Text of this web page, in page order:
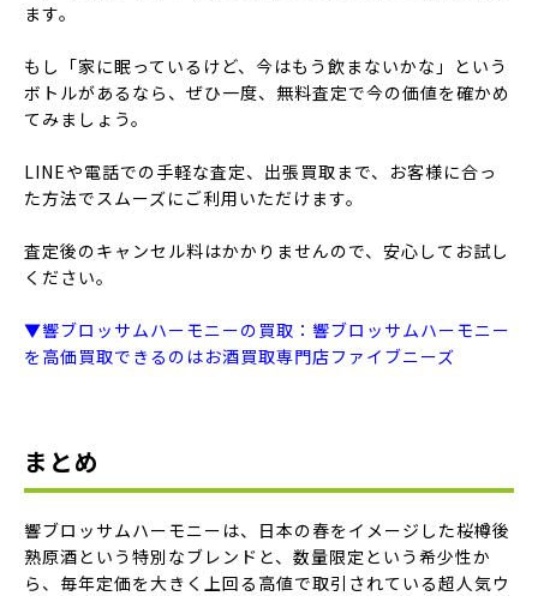
ます。
もし「家に眠っているけど、今はもう飲まないかな」という
ボトルがあるなら、ぜひ一度、無料査定で今の価値を確かめ
てみましょう。
LINEや電話での手軽な査定、出張買取まで、お客様に合っ
た方法でスムーズにご利用いただけます。
査定後のキャンセル料はかかりませんので、安心してお試し
ください。
▼響ブロッサムハーモニーの買取：響ブロッサムハーモニー
を高価買取できるのはお酒買取専門店ファイブニーズ
まとめ
響ブロッサムハーモニーは、日本の春をイメージした桜樽後
熟原酒という特別なブレンドと、数量限定という希少性か
ら、毎年定価を大きく上回る高値で取引されている超人気ウ